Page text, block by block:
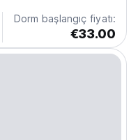
Dorm başlangıç fiyatı:
€33.00